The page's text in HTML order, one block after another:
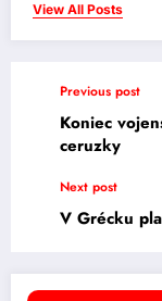
View All Posts
Previous post
Koniec
ceruzky
Next post
V Grécku